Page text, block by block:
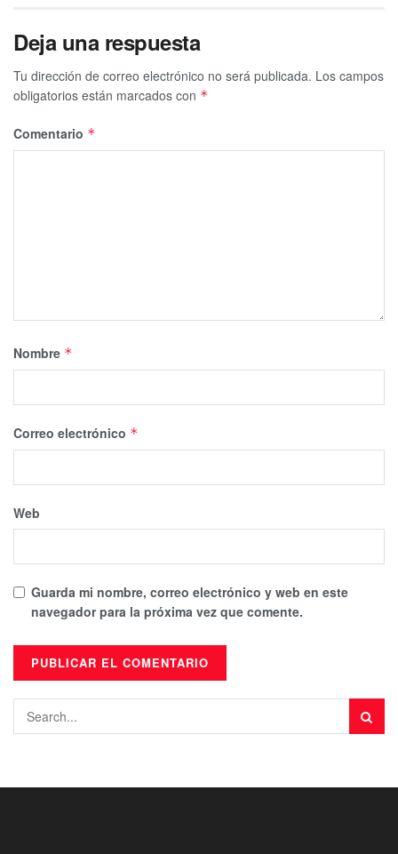
Deja una respuesta
Tu dirección de correo electrónico no será publicada. Los campos
obligatorios están marcados con *
Comentario *
Nombre *
Correo electrónico *
Web
Guarda mi nombre, correo electrónico y web en este
navegador para la próxima vez que comente.